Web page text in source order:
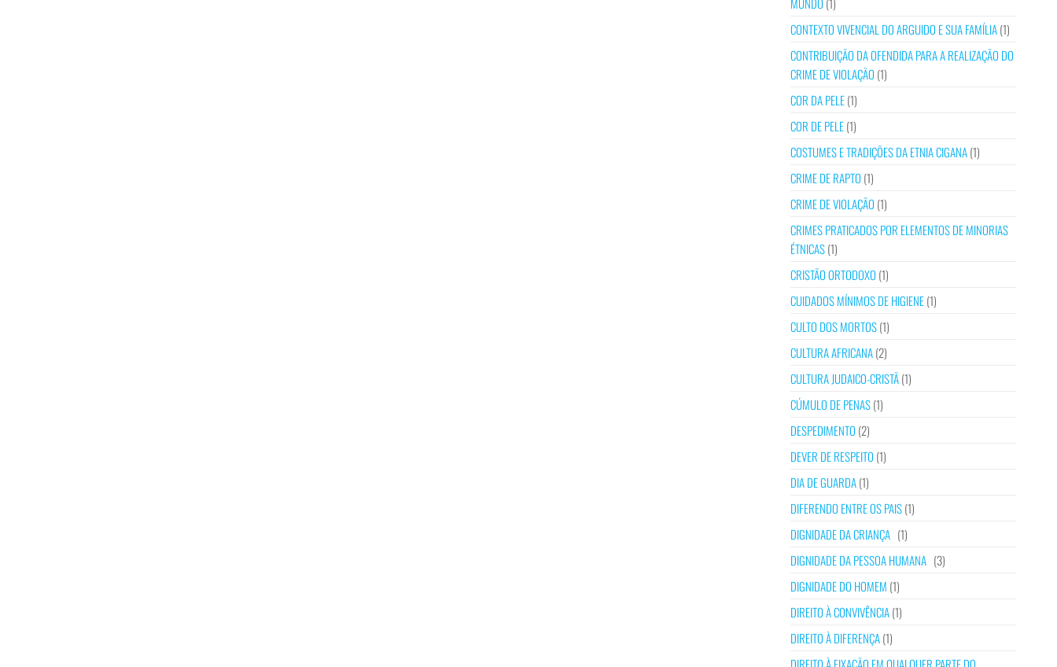
CONTEXTO VIVENCIAL DO ARGUIDO E SUA FAMÍLIA(1)
CONTRIBUIÇÃO DA OFENDIDA PARA A REALIZAÇÃO DO
CRIME DE VIOLAÇÃO (1)
COR DA PELE(1)
COR DE PELE(1)
COSTUMES E TRADIÇÕES DA ETNIA CIGANA(1)
CRIME DE RAPTO (1)
CRIME DE VIOLAÇÃO (1)
CRIMES PRATICADOS POR ELEMENTOS DE MINORIAS
ÉTNICAS(1)
CRISTÃO ORTODOXO (1)
CUIDADOS MÍNIMOS DE HIGIENE(1)
CULTO DOS MORTOS(1)
CULTURA AFRICANA(2)
CULTURA JUDAICO-CRISTÃ(1)
CÚMULO DE PENAS(1)
DESPEDIMENTO (2)
DEVER DE RESPEITO (1)
DIA DE GUARDA(1)
DIFERENDO ENTRE OS PAIS(1)
DIGNIDADE DA CRIANÇA (1)
DIGNIDADE DA PESSOA HUMANA (3)
DIGNIDADE DO HOMEM (1)
DIREITO À CONVIVÊNCIA(1)
DIREITO À DIFERENÇA(1)